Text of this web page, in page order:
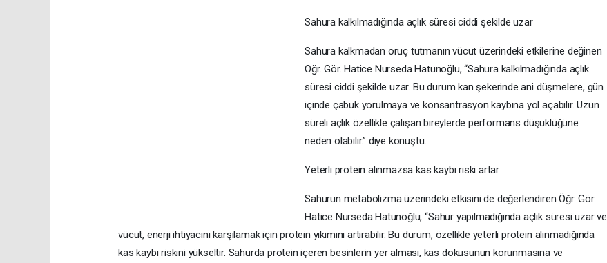
Sahura kalkılmadığında açlık süresi ciddi şekilde uzar
Sahura kalkmadan oruç tutmanın vücut üzerindeki etkilerine değinen
Öğr. Gör. Hatice Nurseda Hatunoğlu, “Sahura kalkılmadığında açlık
süresi ciddi şekilde uzar. Bu durum kan şekerinde ani düşmelere, gün
içinde çabuk yorulmaya ve konsantrasyon kaybına yol açabilir. Uzun
süreli açlık özellikle çalışan bireylerde performans düşüklüğüne
neden olabilir.” diye konuştu.
Yeterli protein alınmazsa kas kaybı riski artar
Sahurun metabolizma üzerindeki etkisini de değerlendiren Öğr. Gör.
Hatice Nurseda Hatunoğlu, “Sahur yapılmadığında açlık süresi uzar ve
vücut, enerji ihtiyacını karşılamak için protein yıkımını artırabilir. Bu durum, özellikle yeterli protein alınmadığında
kas kaybı riskini yükseltir. Sahurda protein içeren besinlerin yer alması, kas dokusunun korunmasına ve